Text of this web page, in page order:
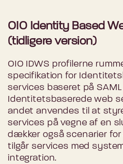
OIO Identity Based
(tidligere version)
OIO IDWS profilerne
specifikation for
services baseret på
Identitetsbaserede web
andet anvendes til at
services på vegne af en
dækker også scenarier
tilgår services med
integration.